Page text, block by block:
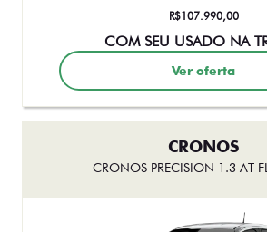
R$107.990,00
COM SEU USADO NA
Ver oferta
CRONOS
CRONOS PRECISION 1.3 AT